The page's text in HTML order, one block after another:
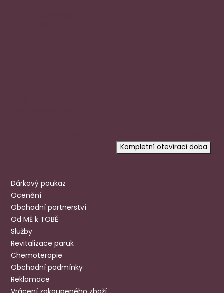
Kompletní otevírací doba
Dárkový poukaz
Ocenění
Obchodní partnerství
Od MĚ k TOBĚ
Služby
Revitalizace paruk
Chemoterapie
Obchodní podmínky
Reklamace